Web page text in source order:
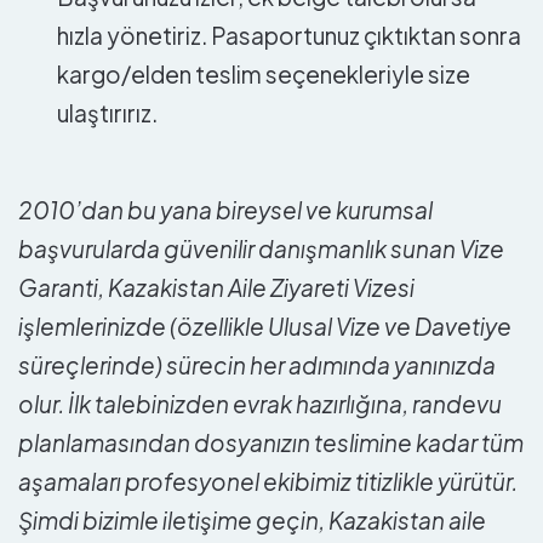
hızla yönetiriz. Pasaportunuz çıktıktan sonra
kargo/elden teslim seçenekleriyle size
ulaştırırız.
2010’dan bu yana bireysel ve kurumsal
başvurularda güvenilir danışmanlık sunan Vize
Garanti, Kazakistan Aile Ziyareti Vizesi
işlemlerinizde (özellikle Ulusal Vize ve Davetiye
süreçlerinde) sürecin her adımında yanınızda
olur. İlk talebinizden evrak hazırlığına, randevu
planlamasından dosyanızın teslimine kadar tüm
aşamaları profesyonel ekibimiz titizlikle yürütür.
Şimdi bizimle iletişime geçin, Kazakistan aile